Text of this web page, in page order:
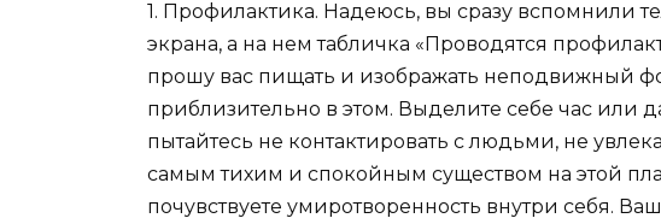
1. Профилактика. Надеюсь, вы сразу вспомнили
экрана, а на нем табличка «Проводятся
прошу вас пищать и изображать неподвижный
приблизительно в этом. Выделите себе час или
пытайтесь не контактировать с людьми, не
самым тихим и спокойным существом на этой
почувствуете умиротворенность внутри себя.